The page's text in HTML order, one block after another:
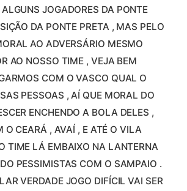
JOGADORES DA PONTE
DA PONTE PRETA , MAS PELO
AO ADVERSÁRIO MESMO
AO NOSSO TIME , VEJA BEM
COM O VASCO QUAL O
PESSOAS , AÍ QUE MORAL DO
ENCHENDO A BOLA DELES ,
O CEARÁ , AVAÍ , E ATÉ O VILA
TIME LÁ EMBAIXO NA LANTERNA
PESSIMISTAS COM O SAMPAIO .
VERDADE JOGO DIFÍCIL VAI SER